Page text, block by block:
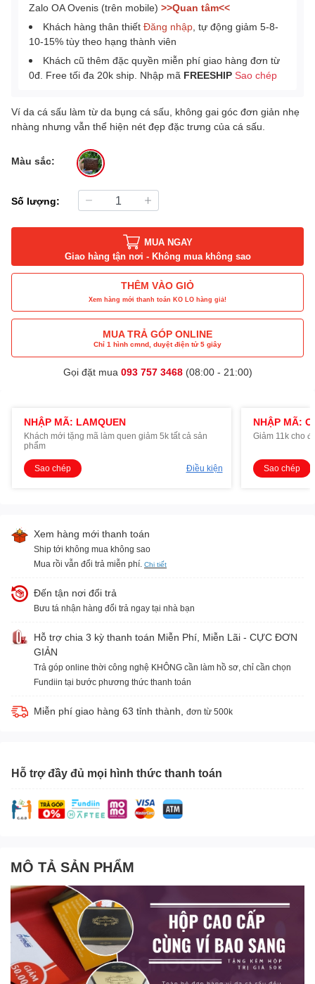
Zalo OA Ovenis (trên mobile) >>Quan tâm<<
Khách hàng thân thiết Đăng nhập , tự động giảm 5-8-
10-15% tùy theo hạng thành viên
Khách cũ thêm đặc quyền miễn phí giao hàng đơn từ
0đ. Free tối đa 20k ship. Nhập mã FREESHIP Sao chép
Ví da cá sấu làm từ da bụng cá sấu, không gai góc đơn giản nhẹ
nhàng nhưng vẫn thể hiện nét đẹp đặc trưng của cá sấu.
Màu sắc:
Số lượng:
MUA NGAY
Giao hàng tận nơi - Không mua không sao
THÊM VÀO GIỎ
Xem hàng mới thanh toán KO LO hàng giả!
MUA TRẢ GÓP ONLINE
Chỉ 1 hình cmnd, duyệt điện tử 5 giây
Gọi đặt mua 093 757 3468(08:00 - 21:00)
NHẬP MÃ: LAMQUEN
Khách mới tặng mã làm quen giảm 5k tất cả sản
phẩm
Sao chép Điều kiện
NHẬP MÃ:
Giảm 11k cho
Sao chép
Xem hàng mới thanh toán
Ship tới không mua không sao
Mua rồi vẫn đổi trả miễn phí. Chi tiết
Đến tận nơi đổi trả
Bưu tá nhận hàng đổi trả ngay tại nhà bạn
Hỗ trợ chia 3 kỳ thanh toán Miễn Phí, Miễn Lãi - CỰC ĐƠN
GIẢN
Trả góp online thời công nghệ KHÔNG cần làm hồ sơ, chỉ cần chọn
Fundiin tại bước phương thức thanh toán
Miễn phí giao hàng 63 tỉnh thành, đơn từ 500k
Hỗ trợ đầy đủ mọi hình thức thanh toán
MÔ TẢ SẢN PHẨM